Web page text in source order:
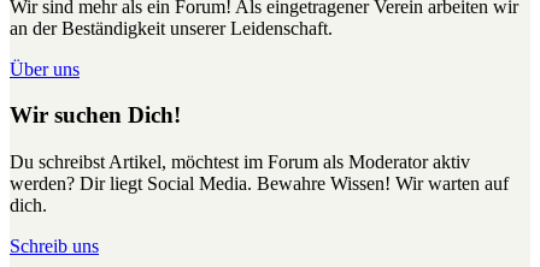
Wir sind mehr als ein Forum! Als eingetragener Verein arbeiten wir
an der Beständigkeit unserer Leidenschaft.
Über uns
Wir suchen Dich!
Du schreibst Artikel, möchtest im Forum als Moderator aktiv
werden? Dir liegt Social Media. Bewahre Wissen! Wir warten auf
dich.
Schreib uns